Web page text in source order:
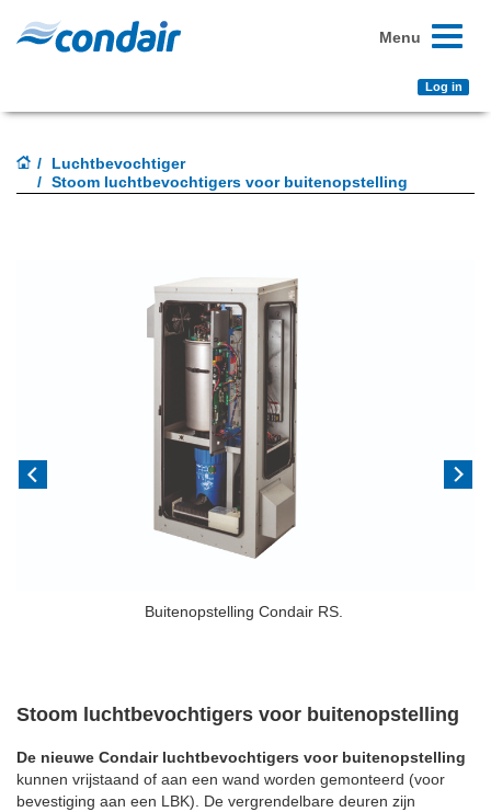
Toggle
Menu
Log in
Luchtbevochtiger
Stoom luchtbevochtigers voor buitenopstelling
Buitenopstelling Condair RS.
Stoom luchtbevochtigers voor buitenopstelling
De nieuwe Condair luchtbevochtigers voor buitenopstelling
kunnen vrijstaand of aan een wand worden gemonteerd (voor
bevestiging aan een LBK). De vergrendelbare deuren zijn